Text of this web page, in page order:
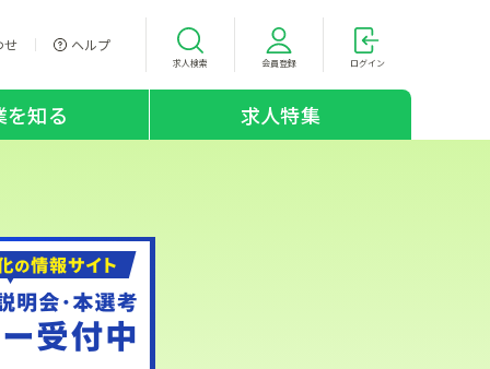
せ ヘルプ
求人検索 会員登録 ログイン
を知る 求人特集